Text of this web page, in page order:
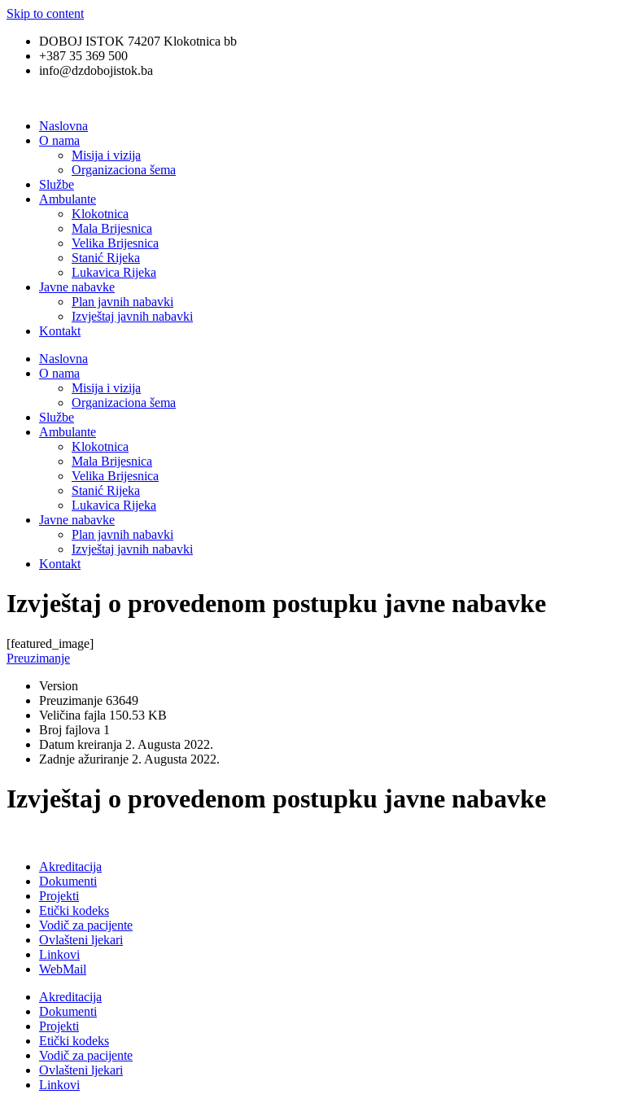
Skip to content
DOBOJ ISTOK 74207 Klokotnica bb
+387 35 369 500
info@dzdobojistok.ba
Naslovna
O nama
Misija i vizija
Organizaciona šema
Službe
Ambulante
Klokotnica
Mala Brijesnica
Velika Brijesnica
Stanić Rijeka
Lukavica Rijeka
Javne nabavke
Plan javnih nabavki
Izvještaj javnih nabavki
Kontakt
Naslovna
O nama
Misija i vizija
Organizaciona šema
Službe
Ambulante
Klokotnica
Mala Brijesnica
Velika Brijesnica
Stanić Rijeka
Lukavica Rijeka
Javne nabavke
Plan javnih nabavki
Izvještaj javnih nabavki
Kontakt
Izvještaj o provedenom postupku javne nabavke
[featured_image]
Preuzimanje
Version
Preuzimanje 63649
Veličina fajla 150.53 KB
Broj fajlova 1
Datum kreiranja 2. Augusta 2022.
Zadnje ažuriranje 2. Augusta 2022.
Izvještaj o provedenom postupku javne nabavke
Akreditacija
Dokumenti
Projekti
Etički kodeks
Vodič za pacijente
Ovlašteni ljekari
Linkovi
WebMail
Akreditacija
Dokumenti
Projekti
Etički kodeks
Vodič za pacijente
Ovlašteni ljekari
Linkovi